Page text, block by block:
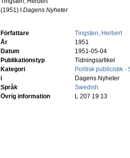
(1951) I Dagens Nyheter
Författare
Tingsten, Herbert
År
1951
Datum
1951-05-04
Publikationstyp
Tidningsartikel
Kategori
Politisk publicistik -
i
Dagens Nyheter
Språk
Swedish
Övrig information
L 207 19 13